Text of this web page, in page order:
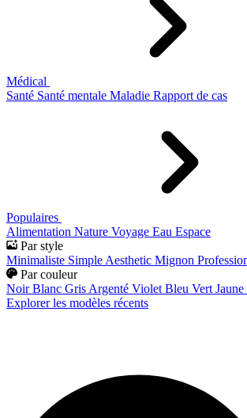
Médical
Santé Santé mentale Maladie Rapport de cas
Populaires
Alimentation Nature Voyage Eau Espace
Par style
Minimaliste Simple Aesthetic Mignon
Par couleur
Noir Blanc Gris Argenté Violet Bleu Vert Jaune
Explorer les modèles récents